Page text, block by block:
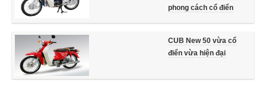
phong cách cổ điển
CUB New 50 vừa cổ
điển vừa hiện đại